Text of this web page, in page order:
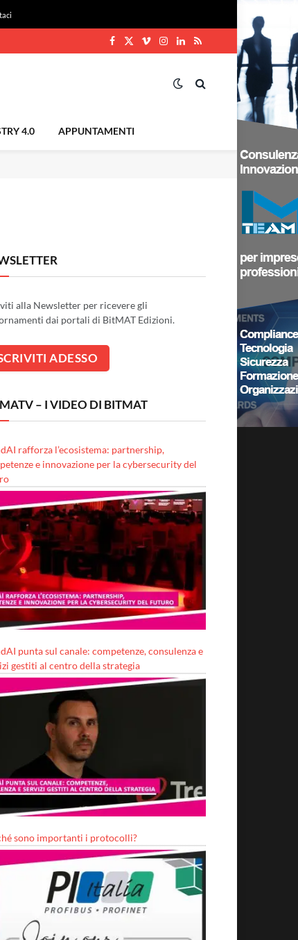
Facebook
X
VimeoInstagram
LinkedIn
RSS
4.0 APPUNTAMENTI
alla Newsletter per ricevere gli
dai portali di BitMAT Edizioni.
– I VIDEO DI BITMAT
rafforza l’ecosistema: partnership,
e innovazione per la cybersecurity del
punta sul canale: competenze, consulenza e
gestiti al centro della strategia
sono importanti i protocolli?